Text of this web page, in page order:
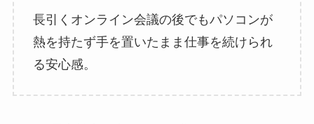
長引くオンライン会議の後でもパソコンが
熱を持たず手を置いたまま仕事を続けられ
る安心感。